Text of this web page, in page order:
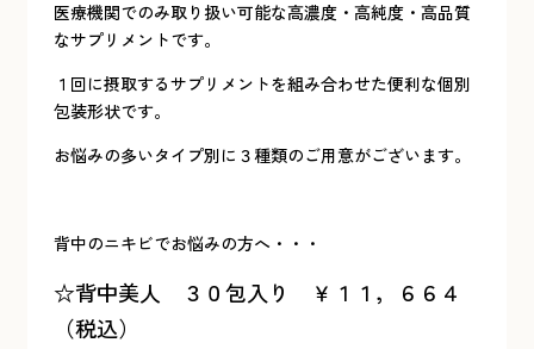
医療機関でのみ取り扱い可能な高濃度・高純度・高品質
なサプリメントです。
１回に摂取するサプリメントを組み合わせた便利な個別
包装形状です。
お悩みの多いタイプ別に３種類のご用意がございます。
背中のニキビでお悩みの方へ・・・
☆背中美人 ３０包入り ￥１１，６６４
（税込）